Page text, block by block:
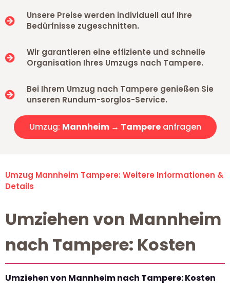
Unsere Preise werden individuell auf Ihre
Bedürfnisse zugeschnitten.
Wir garantieren eine effiziente und schnelle
Organisation Ihres Umzugs nach Tampere.
Bei Ihrem Umzug nach Tampere genießen Sie
unseren Rundum-sorglos-Service.
Umzug: Mannheim → Tampereanfragen
Umzug Mannheim Tampere: Weitere Informationen &
Details
Umziehen von Mannheim
nach Tampere: Kosten
Umziehen von Mannheim nach Tampere: Kosten